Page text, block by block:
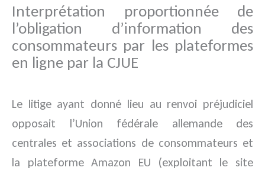
Interprétation proportionnée de
l’obligation d’information des
consommateurs par les plateformes
en ligne par la CJUE
Le litige ayant donné lieu au renvoi préjudiciel
opposait l’Union fédérale allemande des
centrales et associations de consommateurs et
la plateforme Amazon EU (exploitant le site